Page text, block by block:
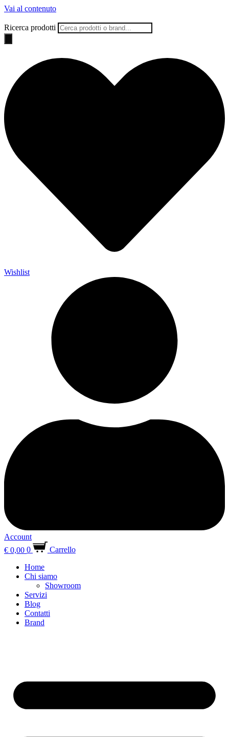
Vai al contenuto
Ricerca prodotti
Wishlist
Account
€ 0,00 0
Carrello
Home
Chi siamo
Showroom
Servizi
Blog
Contatti
Brand